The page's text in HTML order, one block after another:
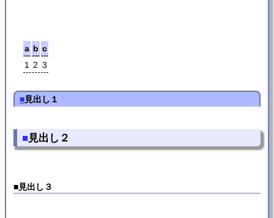
a b c
1
2 3
■見出し１
■見出し２
■見出し３